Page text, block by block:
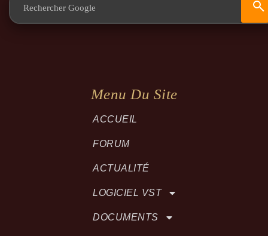
Menu Du Site
ACCUEIL
FORUM
ACTUALITÉ
LOGICIEL VST
DOCUMENTS